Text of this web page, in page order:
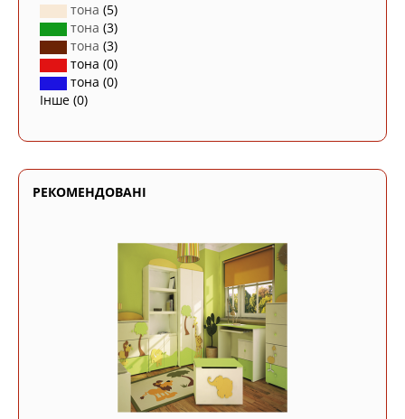
тона (5)
тона (3)
тона (3)
тона (0)
тона (0)
Інше (0)
РЕКОМЕНДОВАНІ